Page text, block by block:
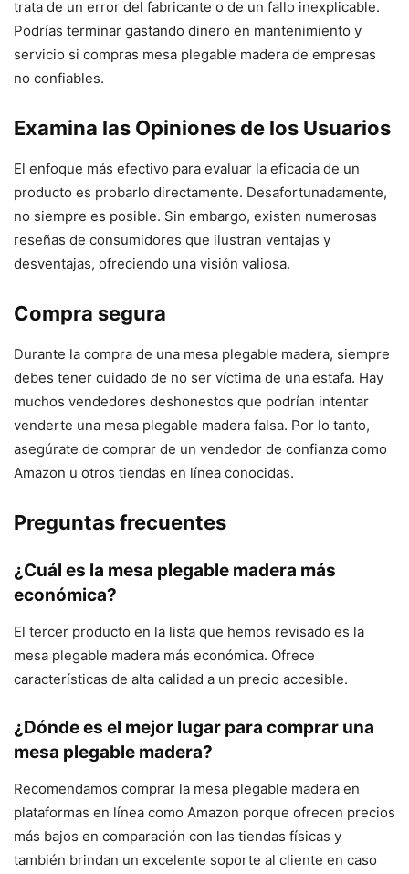
trata de un error del fabricante o de un fallo inexplicable.
Podrías terminar gastando dinero en mantenimiento y
servicio si compras mesa plegable madera de empresas
no confiables.
Examina las Opiniones de los Usuarios
El enfoque más efectivo para evaluar la eficacia de un
producto es probarlo directamente. Desafortunadamente,
no siempre es posible. Sin embargo, existen numerosas
reseñas de consumidores que ilustran ventajas y
desventajas, ofreciendo una visión valiosa.
Compra segura
Durante la compra de una mesa plegable madera, siempre
debes tener cuidado de no ser víctima de una estafa. Hay
muchos vendedores deshonestos que podrían intentar
venderte una mesa plegable madera falsa. Por lo tanto,
asegúrate de comprar de un vendedor de confianza como
Amazon u otros tiendas en línea conocidas.
Preguntas frecuentes
¿Cuál es la mesa plegable madera más
económica?
El tercer producto en la lista que hemos revisado es la
mesa plegable madera más económica. Ofrece
características de alta calidad a un precio accesible.
¿Dónde es el mejor lugar para comprar una
mesa plegable madera?
Recomendamos comprar la mesa plegable madera en
plataformas en línea como Amazon porque ofrecen precios
más bajos en comparación con las tiendas físicas y
también brindan un excelente soporte al cliente en caso